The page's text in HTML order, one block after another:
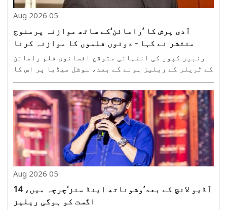
05 Aug 2026
آدی پرش کا ’رامائن‘کے ساتھ موازنہ پرمنوج
منتشر نے کہا - دونوں فلموں کا موازنہ کرنا
مناسب نہیں ہے
رنبیر کپور کی انتہائی متوقع افسانوی فلم رامائن
کے ٹریلر کے ریلیز ہونے کے بعد، سوشل میڈیا پر اس کا
موازنہ پربھاس اسٹارر آدی پرش سے کیا جانے لگا۔ اب،
آدی پرش کے گیت نگار اور مصنف منوج منتشر نے اس
موازنہ پر ردعمل دیتے ہوئے کہا ہے کہ دونوں فلموں..
05 Aug 2026
آڈیو لانچ کے بعد’وشوناتھ اینڈ سنز‘چرچہ میں، 14
اگست کو ہوگی ریلیز